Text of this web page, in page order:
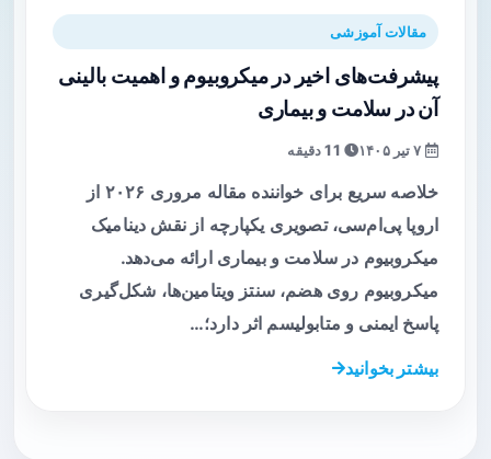
مقالات آموزشی
پیشرفت‌های اخیر در میکروبیوم و اهمیت بالینی
آن در سلامت و بیماری
خلاصه سریع برای خواننده مقاله مروری ۲۰۲۶ از
اروپا پی‌ام‌سی، تصویری یکپارچه از نقش دینامیک
میکروبیوم در سلامت و بیماری ارائه می‌دهد.
میکروبیوم روی هضم، سنتز ویتامین‌ها، شکل‌گیری
پاسخ ایمنی و متابولیسم اثر دارد؛…
بیشتر بخوانید